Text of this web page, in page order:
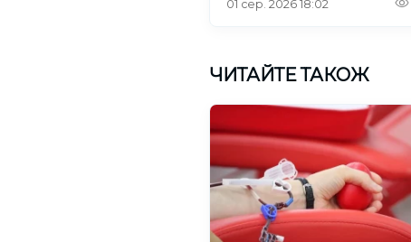
01 сер. 2026 18:02
ЧИТАЙТЕ ТАКОЖ